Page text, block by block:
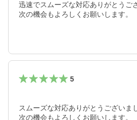
迅速でスムーズな対応ありがとうご
次の機会もよろしくお願いします。
5
スムーズな対応ありがとうございま
次の機会もよろしくお願いします。